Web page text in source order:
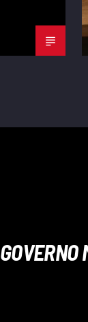
GOVERNO